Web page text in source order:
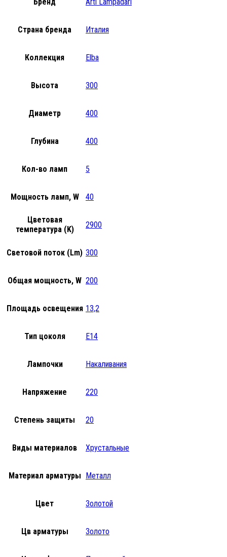
Страна бренда Италия
Коллекция Elba
Высота 300
Диаметр 400
Глубина 400
Кол-во ламп 5
Мощность ламп, W 40
Цветовая
температура (K)
2900
Световой поток (Lm) 300
Общая мощность, W 200
Площадь освещения 13,2
Тип цоколя E14
Лампочки Накаливания
Напряжение 220
Степень защиты 20
Виды материалов Хрустальные
Материал арматуры Металл
Цвет Золотой
Цв арматуры Золото